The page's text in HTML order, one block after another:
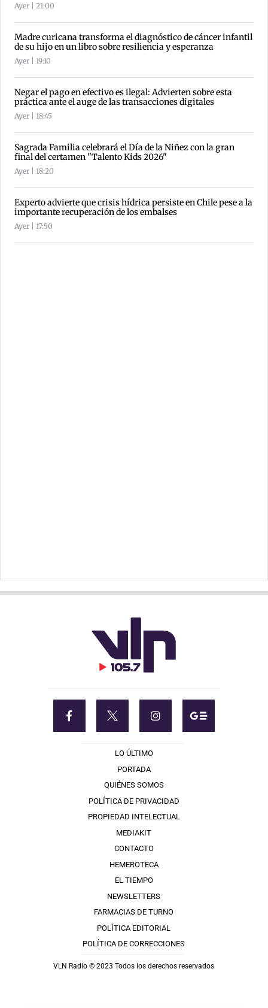
Ayer | 21:00
Madre curicana transforma el diagnóstico de cáncer infantil
de su hijo en un libro sobre resiliencia y esperanza
Ayer | 19:10
Negar el pago en efectivo es ilegal: Advierten sobre esta
práctica ante el auge de las transacciones digitales
Ayer | 18:45
Sagrada Familia celebrará el Día de la Niñez con la gran
final del certamen "Talento Kids 2026"
Ayer | 18:20
Experto advierte que crisis hídrica persiste en Chile pese a la
importante recuperación de los embalses
Ayer | 17:50
LO ÚLTIMO
PORTADA
QUIÉNES SOMOS
POLÍTICA DE PRIVACIDAD
PROPIEDAD INTELECTUAL
MEDIAKIT
CONTACTO
HEMEROTECA
EL TIEMPO
NEWSLETTERS
FARMACIAS DE TURNO
POLÍTICA EDITORIAL
POLÍTICA DE CORRECCIONES
VLN Radio © 2023 Todos los derechos reservados